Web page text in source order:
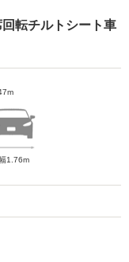
転チルトシート車
1.76m